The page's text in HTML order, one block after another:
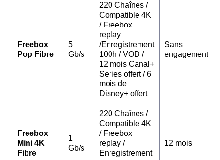
Freebox
Pop Fibre
5
Gb/s
220 Chaînes /
Compatible 4K
/ Freebox
replay
/Enregistrement
100h / VOD /
12 mois Canal+
Series offert / 6
mois de
Disney+ offert
Sans
engagement
Freebox
Mini 4K
Fibre
1
Gb/s
220 Chaînes /
Compatible 4K
/ Freebox
replay /
Enregistrement
12 mois